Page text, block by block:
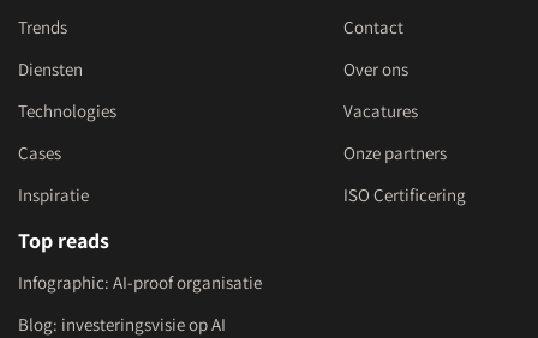
Trends
Diensten
Technologies
Cases
Inspiratie
Contact
Over ons
Vacatures
Onze partners
ISO Certificering
Top reads
Infographic: AI-proof organisatie
Blog: investeringsvisie op AI